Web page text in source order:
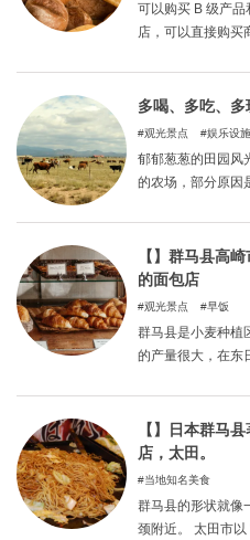
可以购买 B 级产
店，可以直接购买
"合理"。 群马县
多喝、多吃、
观光景点 娱乐设施
郁郁葱葱的田园风
的农场，部分原因
绍一系列可提供
【】群马县高
的面包店
观光景点 早饭
群马县是小麦种植
的产量很大，在东
对小麦的喜爱似
这里还有许多闻
高崎市的人气店铺
【】日本群马
店，太田。
当地知名美食
群马县的形状就像
颈附近。 太田市